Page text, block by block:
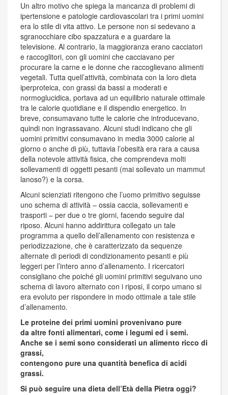
Un altro motivo che spiega la mancanza di problemi di
ipertensione e patologie cardiovascolari tra i primi uomini
era lo stile di vita attivo. Le persone non si sedevano a
sgranocchiare cibo spazzatura e a guardare la
televisione. Al contrario, la maggioranza erano cacciatori
e raccoglitori, con gli uomini che cacciavano per
procurare la carne e le donne che raccoglievano alimenti
vegetali. Tutta quell’attività, combinata con la loro dieta
iperproteica, con grassi da bassi a moderati e
normoglucidica, portava ad un equilibrio naturale ottimale
tra le calorie quotidiane e il dispendio energetico. In
breve, consumavano tutte le calorie che introducevano,
quindi non ingrassavano. Alcuni studi indicano che gli
uomini primitivi consumavano in media 3000 calorie al
giorno o anche di più, tuttavia l’obesità era rara a causa
della notevole attività fisica, che comprendeva molti
sollevamenti di oggetti pesanti (mai sollevato un mammut
lanoso?) e la corsa.
Alcuni scienziati ritengono che l’uomo primitivo seguisse
uno schema di attività – ossia caccia, sollevamenti e
trasporti – per due o tre giorni, facendo seguire dal
riposo. Alcuni hanno addirittura collegato un tale
programma a quello dell’allenamento con resistenza e
periodizzazione, che è caratterizzato da sequenze
alternate di periodi di condizionamento pesanti e più
leggeri per l’intero anno d’allenamento. I ricercatori
consigliano che poiché gli uomini primitivi seguivano uno
schema di lavoro alternato con i riposi, il corpo umano si
era evoluto per rispondere in modo ottimale a tale stile
d’allenamento.
Le proteine dei primi uomini provenivano pure
da altre fonti alimentari, come i legumi ed i semi.
Anche se i semi sono considerati un alimento ricco di
grassi,
contengono pure una quantità benefica di acidi
grassi.
Si può seguire una dieta dell’Età della Pietra oggi?